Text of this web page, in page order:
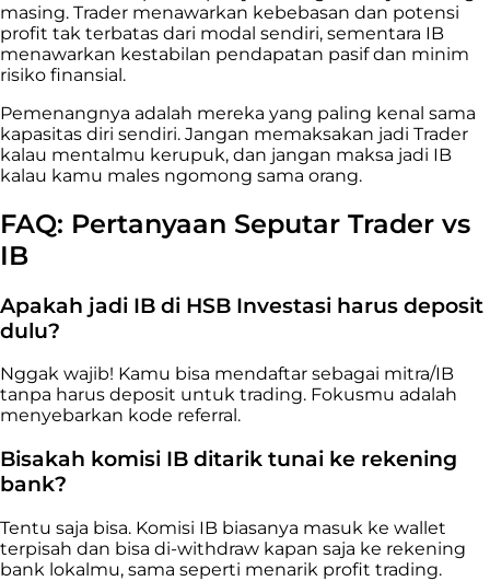
masing. Trader menawarkan kebebasan dan potensi
profit tak terbatas dari modal sendiri, sementara IB
menawarkan kestabilan pendapatan pasif dan minim
risiko finansial.
Pemenangnya adalah mereka yang paling kenal sama
kapasitas diri sendiri. Jangan memaksakan jadi Trader
kalau mentalmu kerupuk, dan jangan maksa jadi IB
kalau kamu males ngomong sama orang.
FAQ: Pertanyaan Seputar Trader vs
IB
Apakah jadi IB di HSB Investasi harus deposit
dulu?
Nggak wajib! Kamu bisa mendaftar sebagai mitra/IB
tanpa harus deposit untuk trading. Fokusmu adalah
menyebarkan kode referral.
Bisakah komisi IB ditarik tunai ke rekening
bank?
Tentu saja bisa. Komisi IB biasanya masuk ke wallet
terpisah dan bisa di-withdraw kapan saja ke rekening
bank lokalmu, sama seperti menarik profit trading.